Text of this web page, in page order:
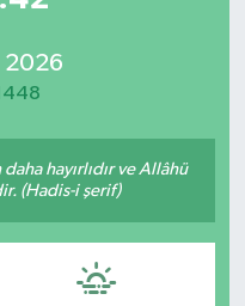
2026
hayırlıdır ve Allâhü
(Hadis-i şerif)